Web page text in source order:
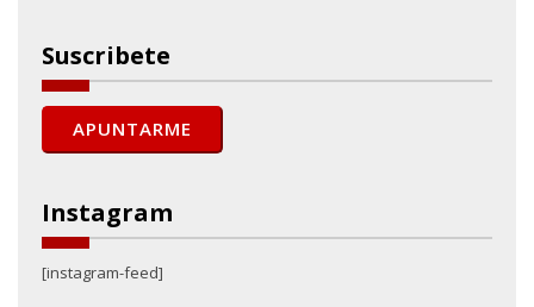
Suscribete
Instagram
[instagram-feed]